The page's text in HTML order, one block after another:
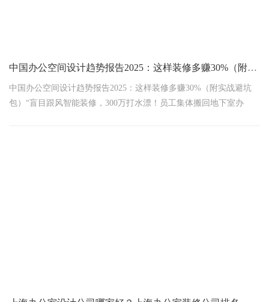
中国办公空间设计趋势报告2025：这样装修多赚30%（附实战避坑包）
中国办公空间设计趋势报告2025：这样装修多赚30%（附实战避坑
包）“盲目跟风智能装修，300万打水漂！员工集体搬回地下室办